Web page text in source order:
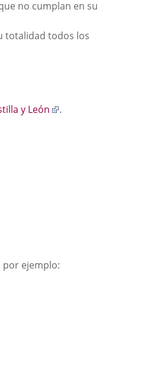
no cumplan en su
totalidad todos los
y León
Enlace
.
por ejemplo: